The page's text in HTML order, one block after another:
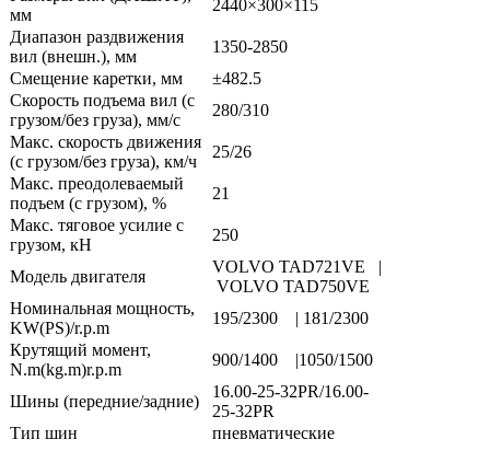
мм
2440×300×115
Диапазон раздвижения
вил (внешн.), мм
1350-2850
Смещение каретки, мм
±482.5
Скорость подъема вил (с
грузом/без груза), мм/с
280/310
Макс. скорость движения
(с грузом/без груза), км/ч
25/26
Макс. преодолеваемый
подъем (с грузом), %
21
Макс. тяговое усилие с
грузом, кН
250
Модель двигателя
VOLVO TAD721VE |
VOLVO TAD750VE
Номинальная мощность,
KW(PS)/r.p.m
195/2300 | 181/2300
Крутящий момент,
N.m(kg.m)r.p.m
900/1400 |1050/1500
Шины (передние/задние)
16.00-25-32PR/16.00-
25-32PR
Тип шин
пневматические